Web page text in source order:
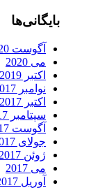
بایگانی‌ها
آگوست 2020
می 2020
اکتبر 2019
نوامبر 2017
اکتبر 2017
سپتامبر 2017
آگوست 2017
جولای 2017
ژوئن 2017
می 2017
آوریل 2017